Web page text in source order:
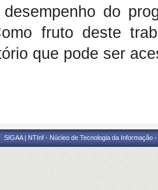
do
fruto deste
que pode ser
SIGAA | NTInf - Núcleo de Tecnologia da